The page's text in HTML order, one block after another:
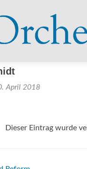
April 2018
Dieser Eintrag wurde